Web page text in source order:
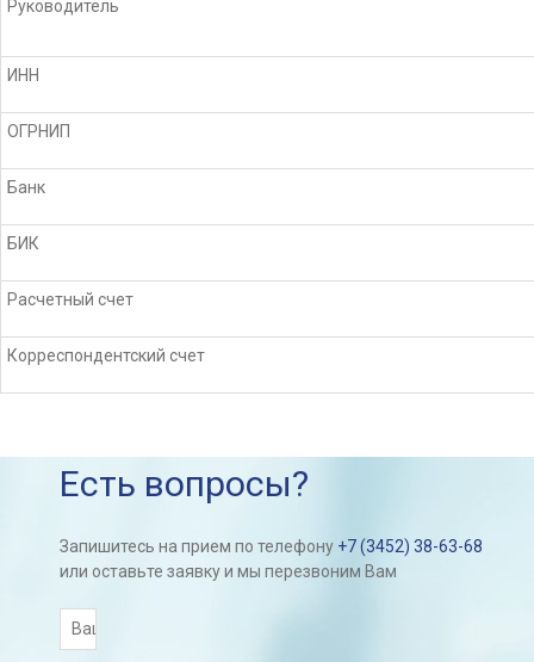
Руководитель
ИНН
ОГРНИП
Банк
БИК
Расчетный счет
Корреспондентский счет
Есть вопросы?
Запишитесь на прием по телефону +7 (3452) 38-63-68
или оставьте заявку и мы перезвоним Вам